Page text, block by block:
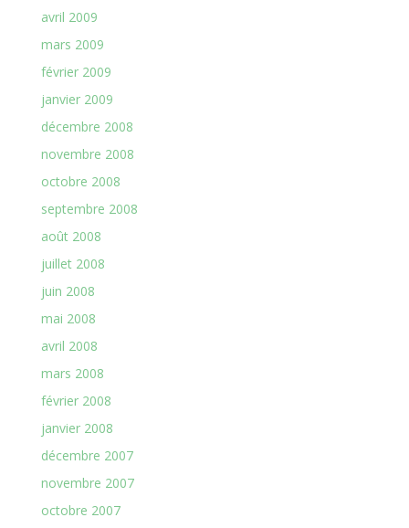
avril 2009
mars 2009
février 2009
janvier 2009
décembre 2008
novembre 2008
octobre 2008
septembre 2008
août 2008
juillet 2008
juin 2008
mai 2008
avril 2008
mars 2008
février 2008
janvier 2008
décembre 2007
novembre 2007
octobre 2007